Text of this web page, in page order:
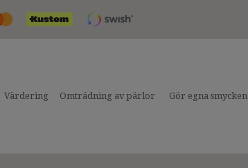
Värdering Omträdning av pärlor Gör egna smycken